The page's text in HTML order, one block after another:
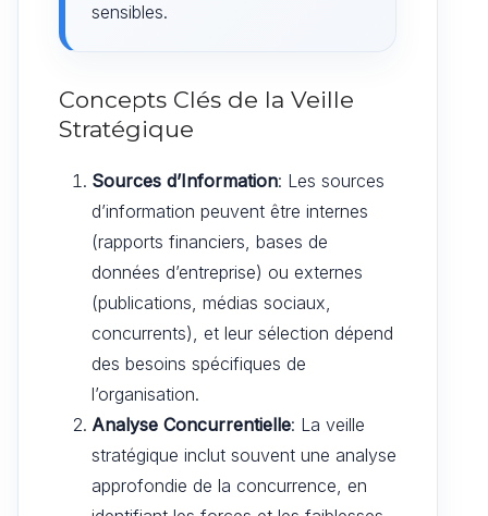
sensibles.
Concepts Clés de la Veille
Stratégique
Sources d’Information: Les sources
d’information peuvent être internes
(rapports financiers, bases de
données d’entreprise) ou externes
(publications, médias sociaux,
concurrents), et leur sélection dépend
des besoins spécifiques de
l’organisation.
Analyse Concurrentielle: La veille
stratégique inclut souvent une analyse
approfondie de la concurrence, en